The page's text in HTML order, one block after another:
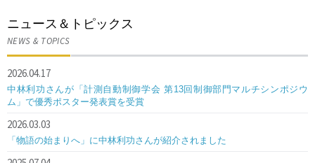
ニュース＆トピックス
NEWS & TOPICS
2026.04.17
中林利功さんが「計測自動制御学会 第13回制御部門マルチシンポジウ
ム」で優秀ポスター発表賞を受賞
2026.03.03
「物語の始まりへ」に中林利功さんが紹介されました